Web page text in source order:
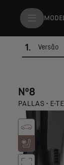
1 . Versão
Nº8
PALLAS • E-